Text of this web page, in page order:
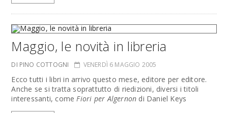
Maggio, le novità in libreria
DI PINO COTTOGNI VENERDÌ 6 MAGGIO 2005
Ecco tutti i libri in arrivo questo mese, editore per editore.
Anche se si tratta soprattutto di riedizioni, diversi i titoli
interessanti, comeFiori per Algernon di Daniel Keys